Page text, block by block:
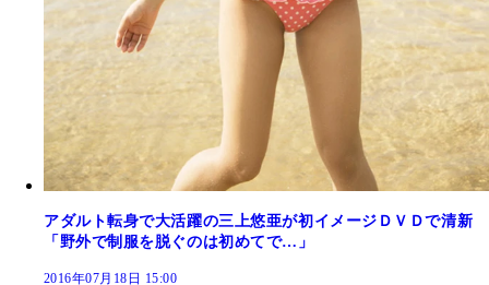
アダルト転身で大活躍の三上悠亜が初イメージＤＶＤで清新
「野外で制服を脱ぐのは初めてで…」
2016年07月18日 15:00